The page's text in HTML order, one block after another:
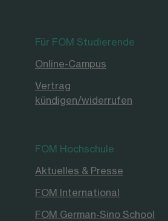
Für FOM Studierende
Online-Campus
Vertrag
kündigen/widerrufen
FOM Hochschule
Aktuelles & Presse
FOM International
FOM German-Sino School